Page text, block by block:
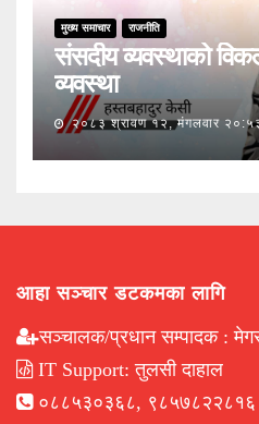
मुख्य समाचार राजनीति
संसदीय व्यवस्थाको
व्यवस्था
२०८३ श्रावण १२, मंगलवार
आहा सञ्चार डटकमका लागि
सञ्चालक/प्रधान सम्पादक :
IT Support: तुलसी दाहाल
०८८५३०३६८, ९८५७८२२८१६